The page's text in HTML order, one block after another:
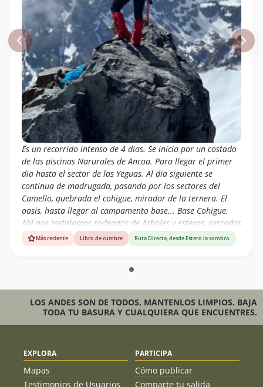
Es un recorrido intenso de 4 dias. Se inicia por un costado
de las piscinas Narurales de Ancoa. Para llegar el primer
dia hasta el sector de las Yeguas. Al dia siguiente se
continua de madrugada, pasando por los sectores del
Camello, quebrada el cohigue, mirador de la ternera. El
oasis, hasta llegar al campamento base... Base Cohigue.
Ahí nos instalamos rodeados de Arboles y esteros, cascadas
que bajan desde las lagunas. Al dia siguiente se continua
de madrugada con mochilas de ataque, hacia La cumbre C°
Más reciente Libro de cumbre Ruta Directa, desde Estero la sombra.
LOS ANDES SON DE TODOS, MANTENLOS LIMPIOS. BAJA
TODA TU BASURA Y CUALQUIERA QUE ENCUENTRES.
EXPLORA
Mapas
Testimonios de Usuarios
PARTICIPA
Cómo publicar
Comparte tu salida